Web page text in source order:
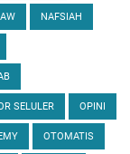
NAFSIAH
SELULER OPINI
OTOMATIS